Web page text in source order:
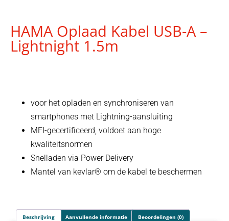
HAMA Oplaad Kabel USB-A –
Lightnight 1.5m
voor het opladen en synchroniseren van
smartphones met Lightning-aansluiting
MFI-gecertificeerd, voldoet aan hoge
kwaliteitsnormen
Snelladen via Power Delivery
Mantel van kevlar® om de kabel te beschermen
Beschrijving Aanvullende informatie Beoordelingen (0)